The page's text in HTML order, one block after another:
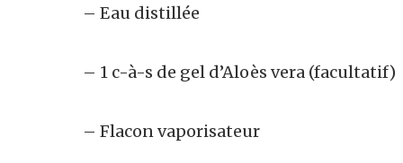
– Eau distillée
– 1 c-à-s de gel d’Aloès vera (facultatif)
– Flacon vaporisateur